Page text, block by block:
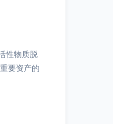
性物质脱
要资产的